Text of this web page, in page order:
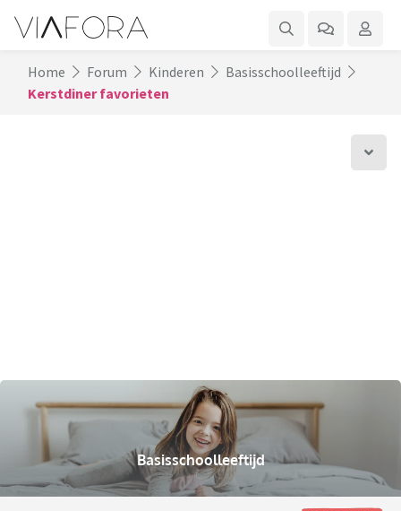
Home Forum Kinderen
Basisschoolleeftijd
Kerstdiner favorieten
Basisschoolleeftijd